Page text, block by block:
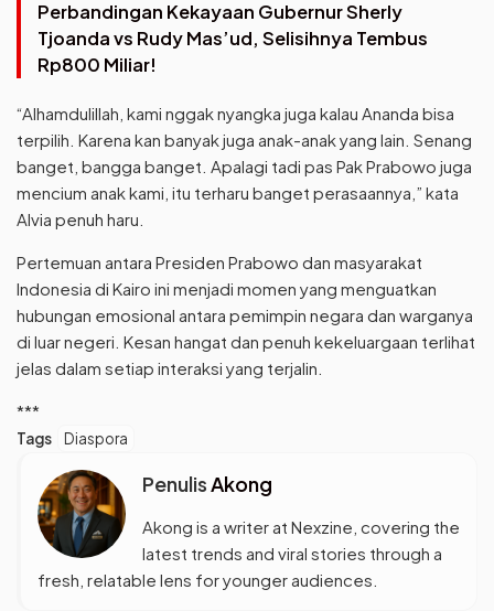
Perbandingan Kekayaan Gubernur Sherly
Tjoanda vs Rudy Mas’ud, Selisihnya Tembus
Rp800 Miliar!
“Alhamdulillah, kami nggak nyangka juga kalau Ananda bisa
terpilih. Karena kan banyak juga anak-anak yang lain. Senang
banget, bangga banget. Apalagi tadi pas Pak Prabowo juga
mencium anak kami, itu terharu banget perasaannya,” kata
Alvia penuh haru.
Pertemuan antara Presiden Prabowo dan masyarakat
Indonesia di Kairo ini menjadi momen yang menguatkan
hubungan emosional antara pemimpin negara dan warganya
di luar negeri. Kesan hangat dan penuh kekeluargaan terlihat
jelas dalam setiap interaksi yang terjalin.
***
Tags Diaspora
PenulisAkong
Akong is a writer at Nexzine, covering the
latest trends and viral stories through a
fresh, relatable lens for younger audiences.